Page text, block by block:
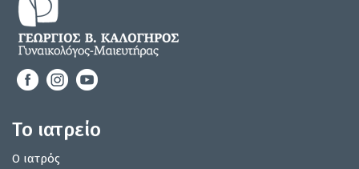
Το ιατρείο
Ο ιατρός